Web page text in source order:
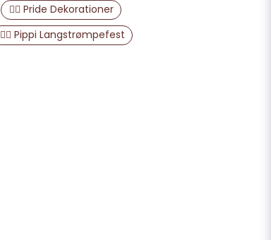
🏳️‍🌈 Pride Dekorationer
🏋️‍♀️ Pippi Langstrømpefest